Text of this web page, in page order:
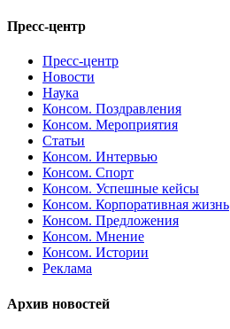
Пресс-центр
Пресс-центр
Новости
Наука
Консом. Поздравления
Консом. Мероприятия
Статьи
Консом. Интервью
Консом. Спорт
Консом. Успешные кейсы
Консом. Корпоративная жизнь
Консом. Предложения
Консом. Мнение
Консом. Истории
Реклама
Архив новостей